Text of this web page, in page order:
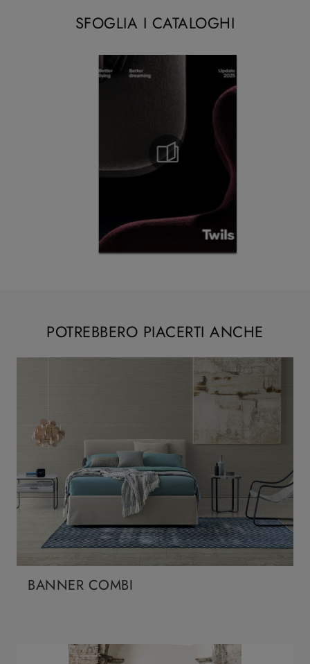
SFOGLIA I CATALOGHI
POTREBBERO PIACERTI ANCHE
BANNER COMBI